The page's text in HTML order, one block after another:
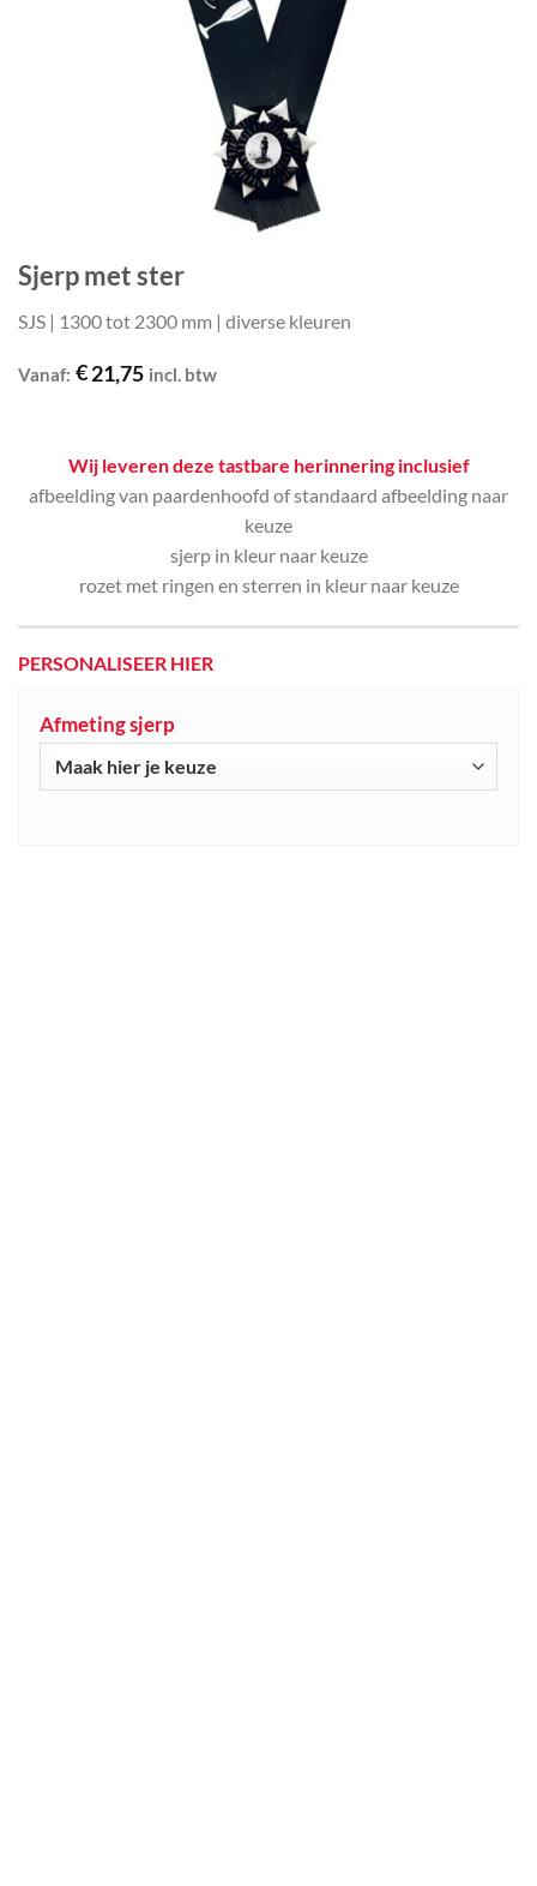
Sjerp met ster
SJS | 1300 tot 2300 mm | diverse kleuren
Vanaf: €21,75 incl. btw
Wij leveren deze tastbare herinnering inclusief
afbeelding van paardenhoofd of standaard afbeelding naar
keuze
sjerp in kleur naar keuze
rozet met ringen en sterren in kleur naar keuze
PERSONALISEER HIER
Afmeting sjerp